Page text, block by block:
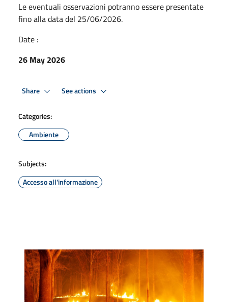
Le eventuali osservazioni potranno essere presentate
fino alla data del 25/06/2026.
Date :
26 May 2026
Share See actions
Categories:
Ambiente
Subjects:
Accesso all'informazione